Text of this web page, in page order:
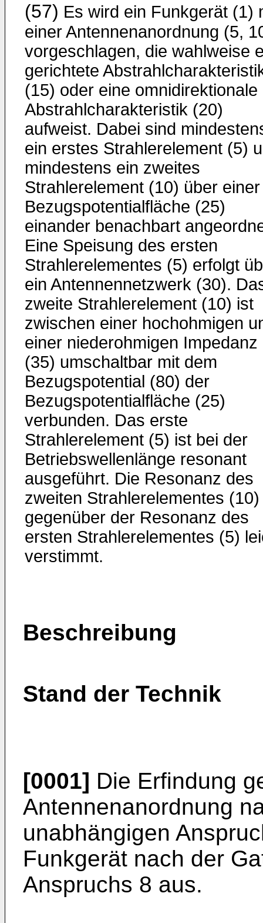
(57) Es wird ein Funkgerät (1)
einer Antennenanordnung (5,
vorgeschlagen, die wahlweise
gerichtete
(15) oder eine omnidirektionale
Abstrahlcharakteristik (20)
aufweist. Dabei sind
ein erstes Strahlerelement (5)
mindestens ein zweites
Strahlerelement (10) über einer
Bezugspotentialfläche (25)
einander benachbart
Eine Speisung des ersten
Strahlerelementes (5) erfolgt
ein Antennennetzwerk (30).
zweite Strahlerelement (10) ist
zwischen einer hochohmigen
einer niederohmigen Impedanz
(35) umschaltbar mit dem
Bezugspotential (80) der
Bezugspotentialfläche (25)
verbunden. Das erste
Strahlerelement (5) ist bei der
Betriebswellenlänge resonant
ausgeführt. Die Resonanz des
zweiten Strahlerelementes
gegenüber der Resonanz des
ersten Strahlerelementes (5)
verstimmt.
Beschreibung
Stand der Technik
[0001] Die Erfindung
Antennenanordnung
unabhängigen
Funkgerät nach der
Anspruchs 8 aus.